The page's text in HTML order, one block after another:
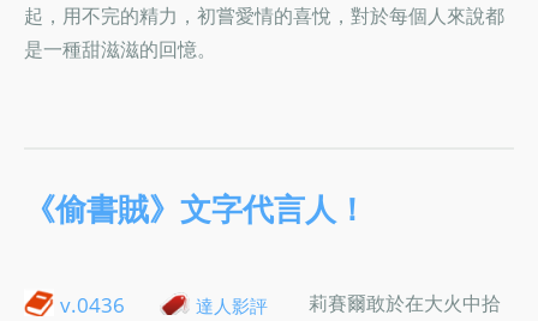
起，用不完的精力，初嘗愛情的喜悅，對於每個人來說都
是一種甜滋滋的回憶。
《偷書賊》文字代言人！
v.0436 達人影評
莉賽爾敢於在大火中拾